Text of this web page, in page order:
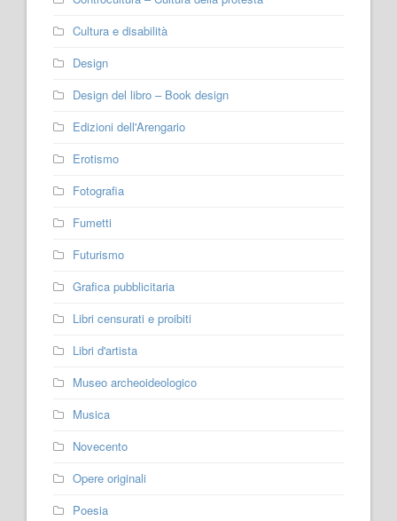
Cultura e disabilità
Design
Design del libro – Book design
Edizioni dell'Arengario
Erotismo
Fotografia
Fumetti
Futurismo
Grafica pubblicitaria
Libri censurati e proibiti
Libri d'artista
Museo archeoideologico
Musica
Novecento
Opere originali
Poesia